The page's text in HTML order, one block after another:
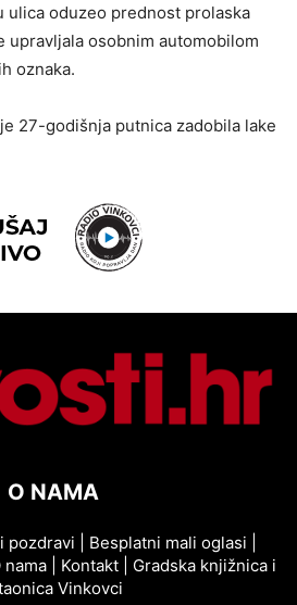
ulica oduzeo prednost prolaska
osobnim automobilom
oznaka.
27-godišnja putnica zadobila lake
O NAMA
pozdravi Besplatni mali oglasi
nama| Kontakt| Gradska knjižnica i
Vinkovci